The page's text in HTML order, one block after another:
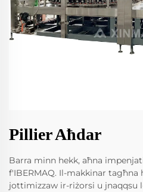
Pillier Aħdar
Barra minn hekk, aħna
f'IBERMAQ. Il-makkinar
jottimizzaw ir-riżorsi u jnaqqsu